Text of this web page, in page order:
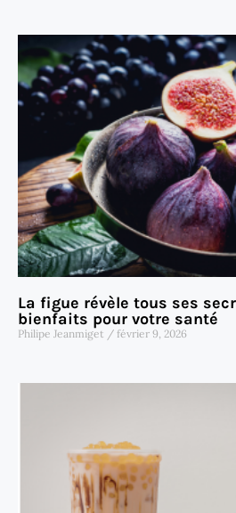
La figue révèle tous ses
bienfaits pour votre santé
Philipe Jeanmiget février 9, 2026